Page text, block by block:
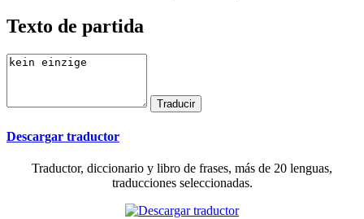
Texto de partida
Descargar traductor
Traductor, diccionario y libro de frases, más de 20 lenguas,
traducciones seleccionadas.